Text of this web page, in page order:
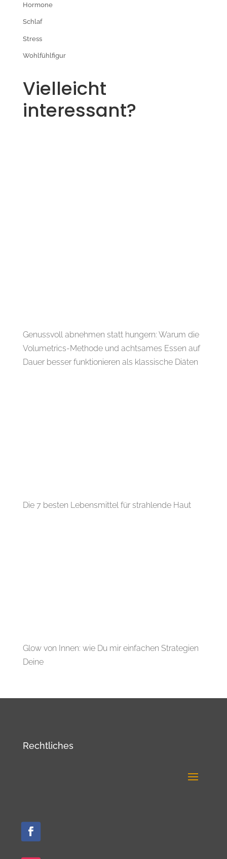
Hormone
Schlaf
Stress
Wohlfühlfigur
Vielleicht
interessant?
Genussvoll abnehmen statt hungern: Warum die
Volumetrics-Methode und achtsames Essen auf
Dauer besser funktionieren als klassische Diäten
Die 7 besten Lebensmittel für strahlende Haut
Glow von Innen: wie Du mir einfachen Strategien
Deine
Rechtliches